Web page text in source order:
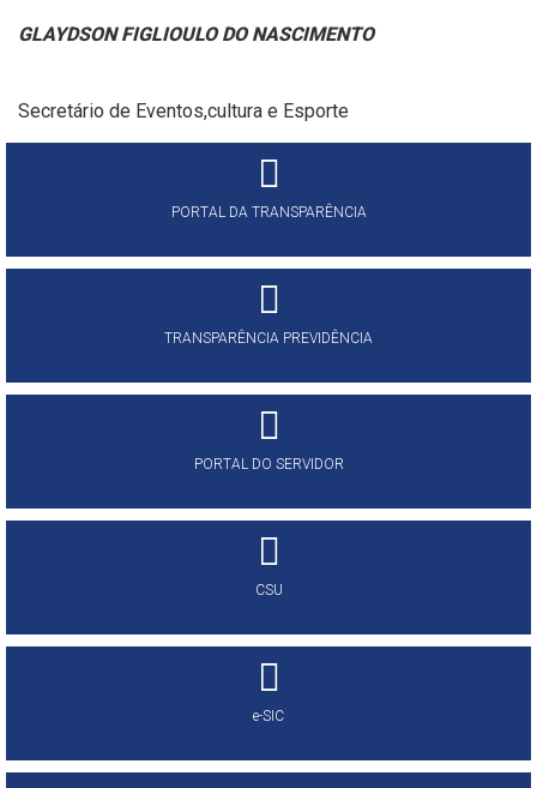
GLAYDSON FIGLIOULO DO NASCIMENTO
Secretário de Eventos,cultura e Esporte
PORTAL DA TRANSPARÊNCIA
TRANSPARÊNCIA PREVIDÊNCIA
PORTAL DO SERVIDOR
CSU
e-SIC